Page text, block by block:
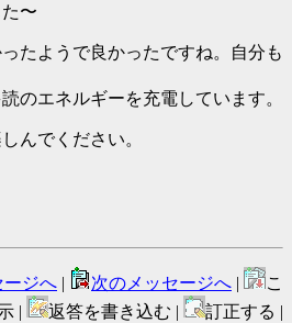
〜
たようで良かったですね。自分も
のエネルギーを充電しています。
んでください。
ージへ | 次のメッセージへ |
こ
|
返答を書き込む | 訂正する |